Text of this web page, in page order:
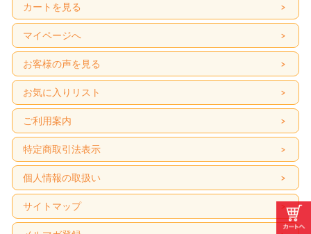
カートを見る
マイページへ
お客様の声を見る
お気に入りリスト
ご利用案内
特定商取引法表示
個人情報の取扱い
サイトマップ